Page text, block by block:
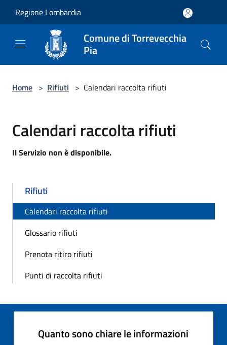
Regione Lombardia
Comune di Torrevecchia
Pia
Home > Rifiuti > Calendari raccolta rifiuti
Calendari raccolta rifiuti
Il Servizio non è disponibile.
Rifiuti
Calendari raccolta rifiuti
Glossario rifiuti
Prenota ritiro rifiuti
Punti di raccolta rifiuti
Quanto sono chiare le informazioni